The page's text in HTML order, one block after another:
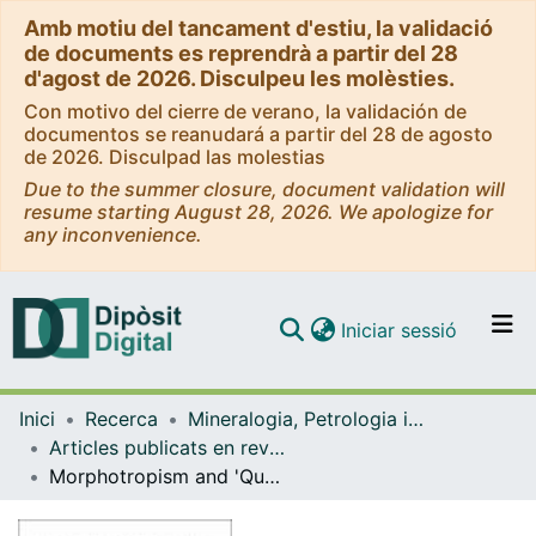
Amb motiu del tancament d'estiu, la validació
de documents es reprendrà a partir del 28
d'agost de 2026. Disculpeu les molèsties.
Con motivo del cierre de verano, la validación de
documentos se reanudará a partir del 28 de agosto
de 2026. Disculpad las molestias
Due to the summer closure, document validation will
resume starting August 28, 2026. We apologize for
any inconvenience.
Navega per tot el DD
Iniciar sessió (current)
Inici Recerca
Mineralogia, Petrologia i Geologia Aplicada
Articles publicats en revistes (Mineralogia, Petrologia i Geologia Aplicada)
Morphotropism and 'Quasi-Isostructurality' in the Three High Z′ Concomitant Polymorphs of Efinaconazole